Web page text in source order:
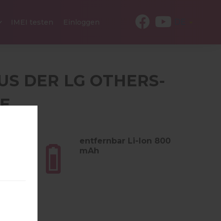
IMEI testen Einloggen
DER LG OTHERS-
entfernbar Li-Ion 800
mAh